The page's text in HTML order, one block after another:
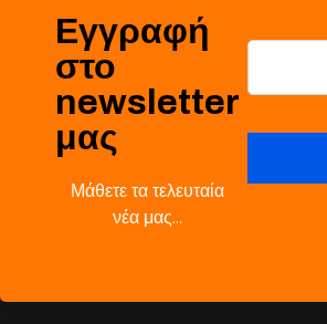
Εγγραφή
στο
newsletter
μας
Μάθετε τα τελευταία
νέα μας…